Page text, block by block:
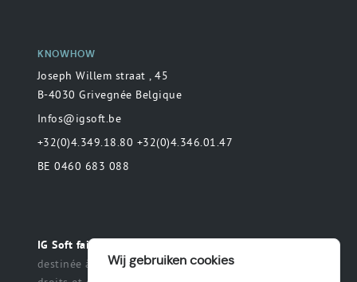
KNOWHOW
Joseph Willem straat , 45
B-4030 Grivegnée Belgique
Infos@igsoft.be
+32(0)4.349.18.80 +32(0)4.346.01.47
BE 0460 683 088
IG Soft fait partie du groupe MAS.
destinée à préciser ou de délimiter le champ des
Wij gebruiken cookies